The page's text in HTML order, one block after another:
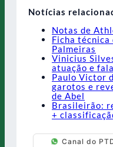
Notícias
Notas de
Ficha
Palmeiras
Vinicius
atuação e
Paulo Victor
garotos e
de Abel
Brasileirão:
+
Canal do